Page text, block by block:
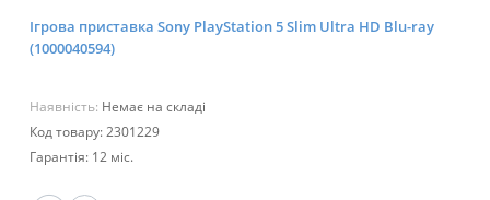
Ігрова приставка Sony PlayStation 5 Slim Ultra HD Blu-ray
(1000040594)
Наявність: Немає на складі
Код товару: 2301229
Гарантія: 12 міс.